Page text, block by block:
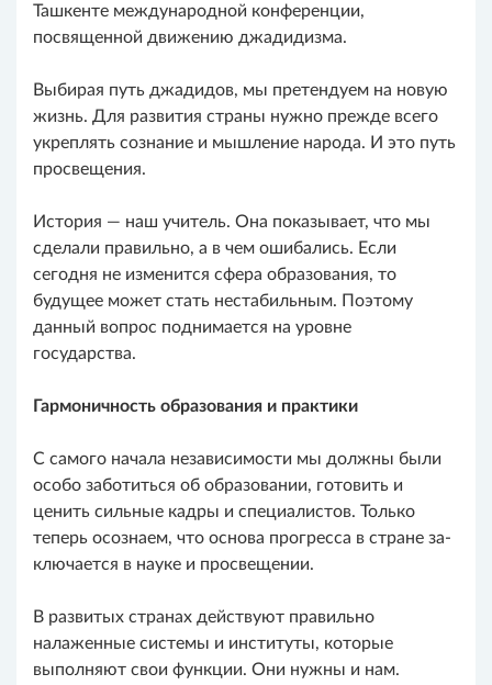
Ташкенте международной конференции,
посвященной движению джадидизма.
Выбирая путь джадидов, мы претендуем на новую
жизнь. Для развития страны нужно прежде всего
укреплять сознание и мышление народа. И это путь
просвещения.
История — наш учитель. Она показывает, что мы
сделали правильно, а в чем ошибались. Если
сегодня не изменится сфера образования, то
будущее может стать нестабильным. Поэтому
данный вопрос поднимается на уровне
государства.
Гармоничность образования и практики
С самого начала независимости мы должны были
особо заботиться об образовании, готовить и
ценить сильные кадры и специалистов. Только
теперь осознаем, что основа прогресса в стране за­
ключается в науке и просвещении.
В развитых странах действуют правильно
налаженные системы и институты, которые
выполняют свои функции. Они нужны и нам.